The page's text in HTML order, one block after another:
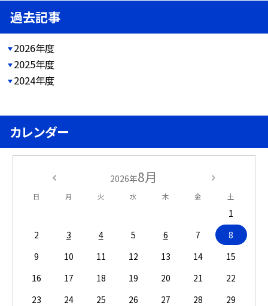
過去記事
2026年度
2025年度
2024年度
カレンダー
2026年8月
日 月 火 水 木 金 土
1
2
3 4 5 6 7
8
9
10 11 12 13 14
15
16
17 18 19 20 21
22
23
24 25 26 27 28
29